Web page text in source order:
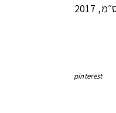
,
pinterest